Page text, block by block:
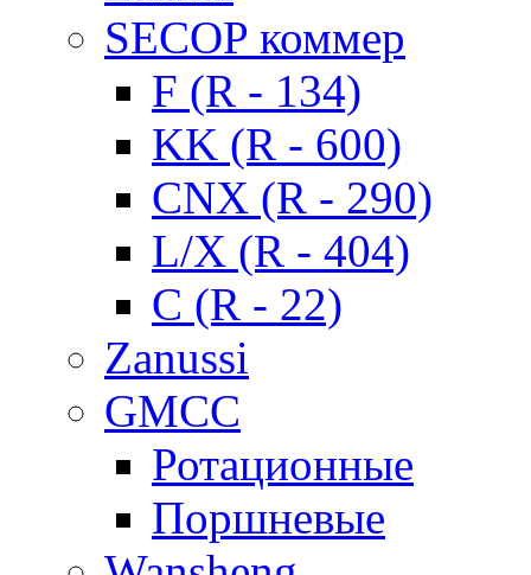
SECOP коммер
F (R - 134)
KK (R - 600)
CNX (R - 290)
L/X (R - 404)
C (R - 22)
Zanussi
GMCC
Ротационные
Поршневые